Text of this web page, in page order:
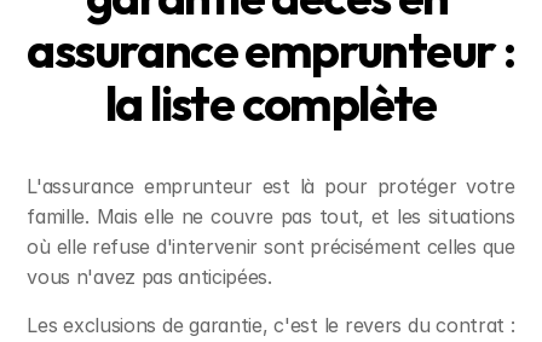
assurance emprunteur :
la liste complète
L'assurance emprunteur est là pour protéger votre
famille. Mais elle ne couvre pas tout, et les situations
où elle refuse d'intervenir sont précisément celles que
vous n'avez pas anticipées.
Les exclusions de garantie, c'est le revers du contrat :